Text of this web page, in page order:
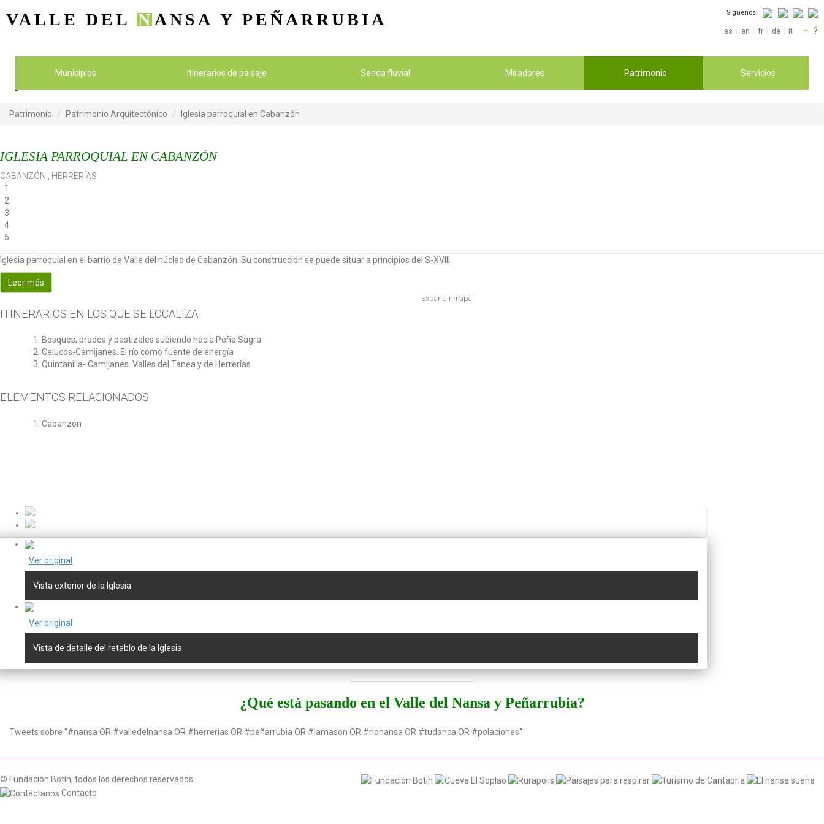
VALLE DEL NANSA Y PEÑARRUBIA Síguenos:
es en fr de it + ?
Municipios Itinerarios de paisaje Senda fluvial Miradores Patrimonio Servicios
Patrimonio Patrimonio Arquitectónico Iglesia parroquial en Cabanzón
IGLESIA PARROQUIAL EN CABANZÓN
CABANZÓN , HERRERÍAS
1
2
3
4
5
Iglesia parroquial en el barrio de Valle del núcleo de Cabanzón. Su construcción se puede situar a principios del S-XVIII.
Leer más
ITINERARIOS EN LOS QUE SE LOCALIZA
Bosques, prados y pastizales subiendo hacia Peña Sagra
Celucos-Camijanes. El río como fuente de energía
Quintanilla- Camijanes. Valles del Tanea y de Herrerías
ELEMENTOS RELACIONADOS
Cabanzón
Expandir mapa
Ver original
Vista exterior de la Iglesia
Ver original
Vista de detalle del retablo de la Iglesia
¿Qué está pasando en el Valle del Nansa y Peñarrubia?
Tweets sobre "#nansa OR #valledelnansa OR #herrerias OR #peñarrubia OR #lamason OR #rionansa OR #tudanca OR #polaciones"
© Fundación Botín, todos los derechos reservados.
Contacto